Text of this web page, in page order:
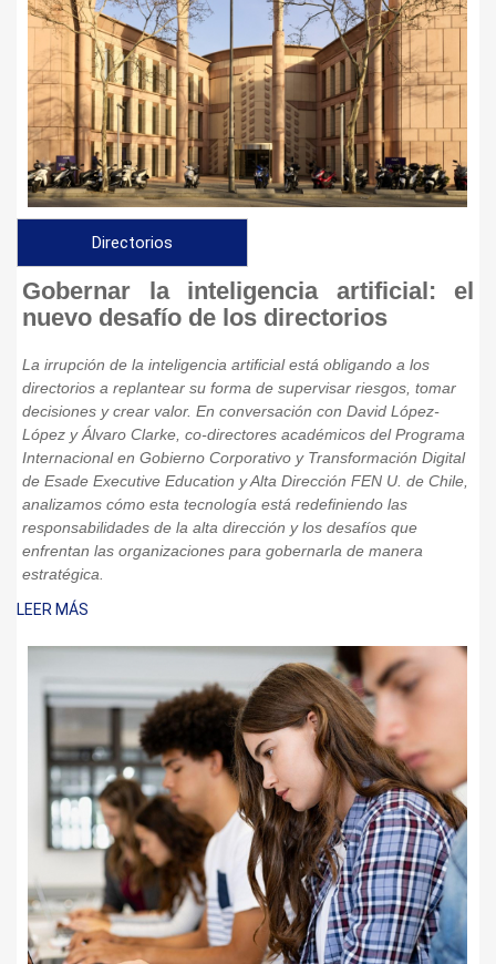
Directorios
Gobernar la inteligencia artificial: el
nuevo desafío de los directorios
La irrupción de la inteligencia artificial está obligando a los
directorios a replantear su forma de supervisar riesgos, tomar
decisiones y crear valor. En conversación con David López-
López y Álvaro Clarke, co-directores académicos del Programa
Internacional en Gobierno Corporativo y Transformación Digital
de Esade Executive Education y Alta Dirección FEN U. de Chile,
analizamos cómo esta tecnología está redefiniendo las
responsabilidades de la alta dirección y los desafíos que
enfrentan las organizaciones para gobernarla de manera
estratégica.
LEER MÁS